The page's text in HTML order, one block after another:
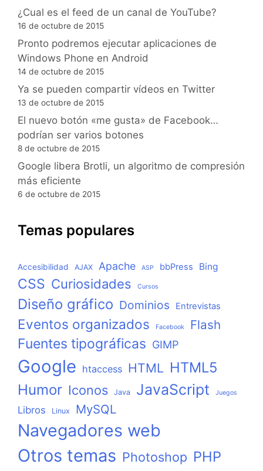
¿Cual es el feed de un canal de YouTube?
16 de octubre de 2015
Pronto podremos ejecutar aplicaciones de
Windows Phone en Android
14 de octubre de 2015
Ya se pueden compartir vídeos en Twitter
13 de octubre de 2015
El nuevo botón «me gusta» de Facebook…
podrían ser varios botones
8 de octubre de 2015
Google libera Brotli, un algoritmo de compresión
más eficiente
6 de octubre de 2015
Temas populares
Accesibilidad AJAX Apache ASP bbPress Bing
CSS Curiosidades Cursos
Diseño gráfico Dominios Entrevistas
Eventos organizados Facebook Flash
Fuentes tipográficas GIMP
Google htaccess HTML HTML5
Humor Iconos Java JavaScript Juegos
Libros Linux MySQL
Navegadores web
Otros temas Photoshop PHP